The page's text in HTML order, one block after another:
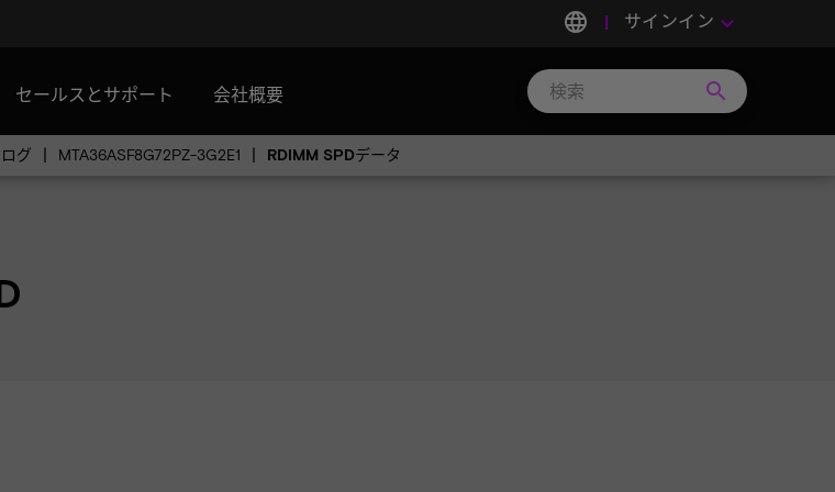
language サインイン keyboard_arrow_down
セールスとサポート 会社概要 search
グ MTA36ASF8G72PZ-3G2E1 RDIMM SPDデータ